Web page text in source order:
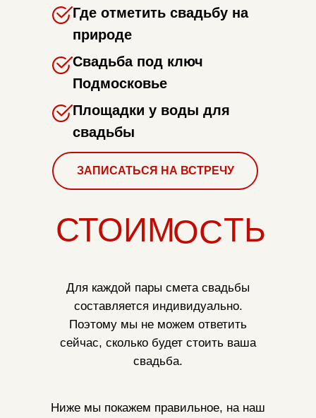
ЗАПИСАТЬСЯ НА ВСТРЕЧУ
Свадьба под ключ
Подмосковье
Где отметить свадьбу на
природе
Площадки у воды для
свадьбы
Для каждой пары смета свадьбы
составляется индивидуально.
Поэтому мы не можем ответить
сейчас, сколько будет стоить ваша
свадьба.
Ниже мы покажем правильное, на наш
ОСТЬ
СТОИМ